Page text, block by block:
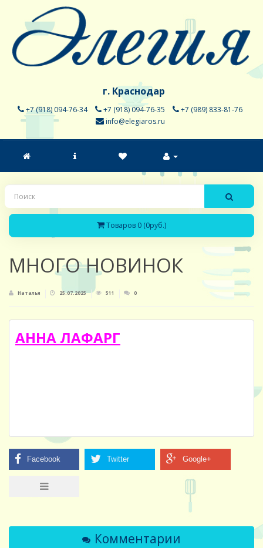
г. Краснодар
+7 (918) 094-76-34 +7 (918) 094-76-35
+7 (989) 833-81-76
info@elegiaros.ru
Товаров 0 (0руб.)
МНОГО НОВИНОК
Наталья 25.07.2025 511 0
АННА ЛАФАРГ
Комментарии